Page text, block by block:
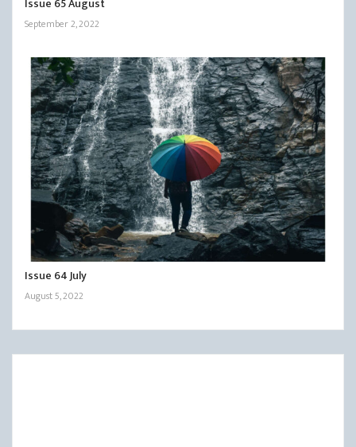
September 2, 2022
Issue 64 July
August 5, 2022